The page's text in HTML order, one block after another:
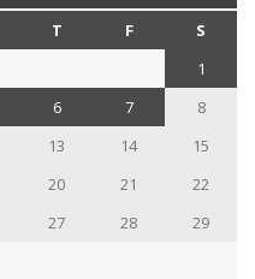
T F
S
1
6 7
8
13 14
15
20 21
22
27 28
29